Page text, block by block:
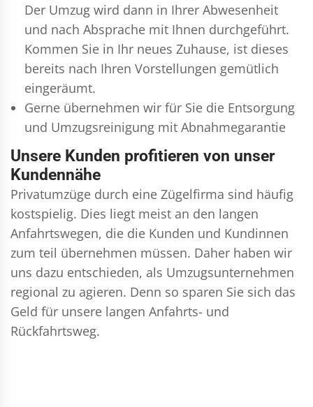
Der Umzug wird dann in Ihrer Abwesenheit
und nach Absprache mit Ihnen durchgeführt.
Kommen Sie in Ihr neues Zuhause, ist dieses
bereits nach Ihren Vorstellungen gemütlich
eingeräumt.
Gerne übernehmen wir für Sie die Entsorgung
und Umzugsreinigung mit Abnahmegarantie
Unsere Kunden profitieren von unser
Kundennähe
Privatumzüge durch eine Zügelfirma sind häufig
kostspielig. Dies liegt meist an den langen
Anfahrtswegen, die die Kunden und Kundinnen
zum teil übernehmen müssen. Daher haben wir
uns dazu entschieden, als Umzugsunternehmen
regional zu agieren. Denn so sparen Sie sich das
Geld für unsere langen Anfahrts- und
Rückfahrtsweg.